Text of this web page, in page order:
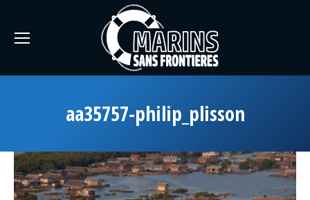
aa35757-philip_plisson